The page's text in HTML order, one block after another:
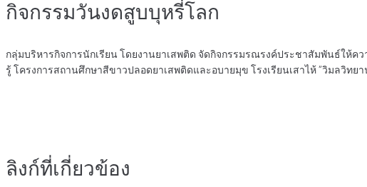
กิจกรรมวันงดสูบบุหรี่โลก
กลุ่มบริหารกิจการนักเรียน โดยงานยาเสพติด จัดกิจกรรมรณรงค์ประชาสัมพันธ์ให้ค
รู้ โครงการสถานศึกษาสีขาวปลอดยาเสพติดและอบายมุข โรงเรียนเสาไห้ ”วิมลวิทยา
ลิงก์ที่เกี่ยวข้อง